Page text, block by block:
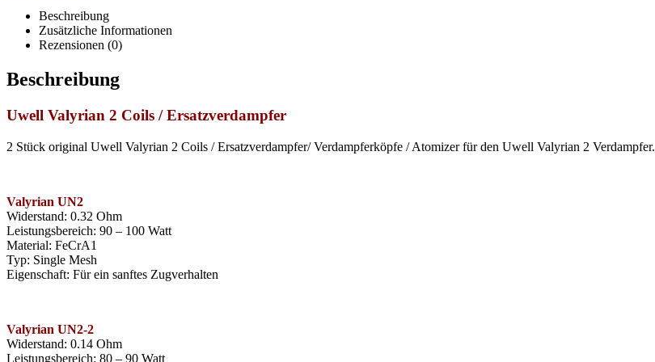
Beschreibung
Zusätzliche Informationen
Rezensionen (0)
Beschreibung
Uwell Valyrian 2 Coils / Ersatzverdampfer
2 Stück original Uwell Valyrian 2 Coils / Ersatzverdampfer/ Verdampferköpfe / Atomizer für den Uwell Valyrian 2 Verdampfer.
Valyrian UN2
Widerstand: 0.32 Ohm
Leistungsbereich: 90 – 100 Watt
Material: FeCrA1
Typ: Single Mesh
Eigenschaft: Für ein sanftes Zugverhalten
Valyrian UN2-2
Widerstand: 0.14 Ohm
Leistungsbereich: 80 – 90 Watt